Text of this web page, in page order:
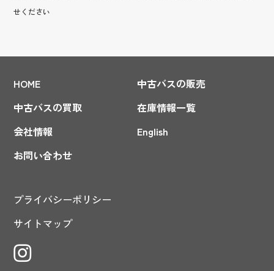
せください
HOME
中古バスの販売
中古バスの買取
在庫情報一覧
会社情報
English
お問い合わせ
プライバシーポリシー
サイトマップ